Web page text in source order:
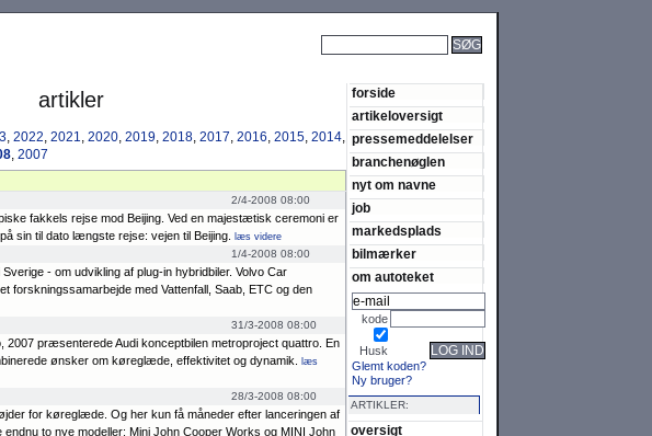
SØG
artikler
, 2022, 2021, 2020, 2019, 2018, 2017, 2016, 2015, 2014,
, 2007
2/4-2008 08:00
fakkels rejse mod Beijing. Ved en maje­stætisk ceremoni er
sin til dato længste rejse: vejen til Beijing.
læs videre
1/4-2008 08:00
- om udvik­ling af plug-in hybrid­biler. Volvo Car
forsknings­samar­bejde med Vat­tenfall, Saab, ETC og den
31/3-2008 08:00
præ­sen­terede Audi kon­ceptbilen metropro­ject quattro. En
øn­sker om køreglæde, effekti­vitet og dynamik.
læs
28/3-2008 08:00
for køreglæde. Og her kun få måneder efter lance­ringen af
to nye modeller: Mini John Cooper Works og MINI John
forside
artikeloversigt
pressemeddelelser
branchenøglen
nyt om navne
job
markedsplads
bilmærker
om autoteket
kode
Husk LOG IND
Glemt koden?
Ny bruger?
ARTIKLER:
oversigt